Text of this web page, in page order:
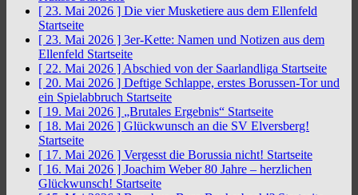
[ 23. Mai 2026 ] Die vier Musketiere aus dem Ellenfeld
Startseite
[ 23. Mai 2026 ] 3er-Kette: Namen und Notizen aus dem
Ellenfeld Startseite
[ 22. Mai 2026 ] Abschied von der Saarlandliga Startseite
[ 20. Mai 2026 ] Deftige Schlappe, erstes Borussen-Tor und
ein Spielabbruch Startseite
[ 19. Mai 2026 ] „Brutales Ergebnis“ Startseite
[ 18. Mai 2026 ] Glückwunsch an die SV Elversberg!
Startseite
[ 17. Mai 2026 ] Vergesst die Borussia nicht! Startseite
[ 16. Mai 2026 ] Joachim Weber 80 Jahre – herzlichen
Glückwunsch! Startseite